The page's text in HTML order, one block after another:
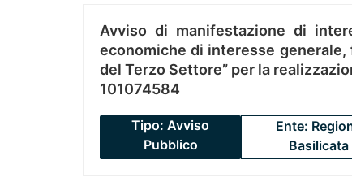
Avviso di manifestazione di
economiche di interesse generale,
del Terzo Settore” per la
101074584
Tipo: Avviso
Pubblico
Ente:
Basilicata